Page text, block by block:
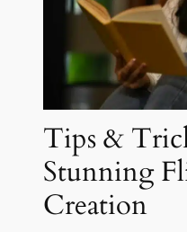
Tips &
Stunning
Creation